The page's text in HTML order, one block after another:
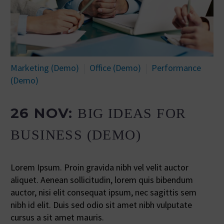
Marketing (Demo) Office (Demo)
Performance
(Demo)
26 NOV: BIG IDEAS FOR
BUSINESS (DEMO)
Lorem Ipsum. Proin gravida nibh vel velit auctor
aliquet. Aenean sollicitudin, lorem quis bibendum
auctor, nisi elit consequat ipsum, nec sagittis sem
nibh id elit. Duis sed odio sit amet nibh vulputate
cursus a sit amet mauris.